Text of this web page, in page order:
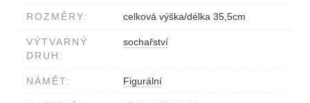
ROZMĚRY: celková výška/délka 35,5cm
VÝTVARNÝ
DRUH:
sochařství
NÁMĚT: Figurální